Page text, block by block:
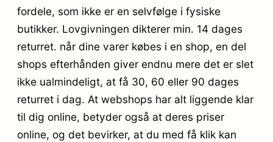
fordele, som ikke er en selvfølge i fysiske
butikker. Lovgivningen dikterer min. 14 dages
returret. når dine varer købes i en shop, en del
shops efterhånden giver endnu mere det er slet
ikke ualmindeligt, at få 30, 60 eller 90 dages
returret i dag. At webshops har alt liggende klar
til dig online, betyder også at deres priser
online, og det bevirker, at du med få klik kan